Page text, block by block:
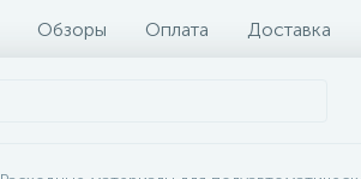
Обзоры Оплата Доставка